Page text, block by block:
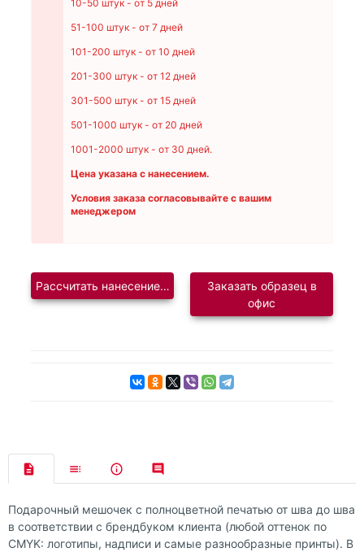
10-50 штук - от 5 дней
51-100 штук - от 7 дней
101-200 штук - от 10 дней
201-300 штук - от 12 дней
301-500 штук - от 15 дней
501-1000 штук - от 20 дней
1001-2000 штук - от 30 дней.
Цена указана с нанесением.
Условия заказа согласовывайте с вашим
менеджером
Рассчитать нанесение логотипаЗаказать образец в
офис
Подарочный мешочек с полноцветной печатью от шва до шва
в соответствии с брендбуком клиента (любой оттенок по
CMYK: логотипы, надписи и самые разнообразные принты). В